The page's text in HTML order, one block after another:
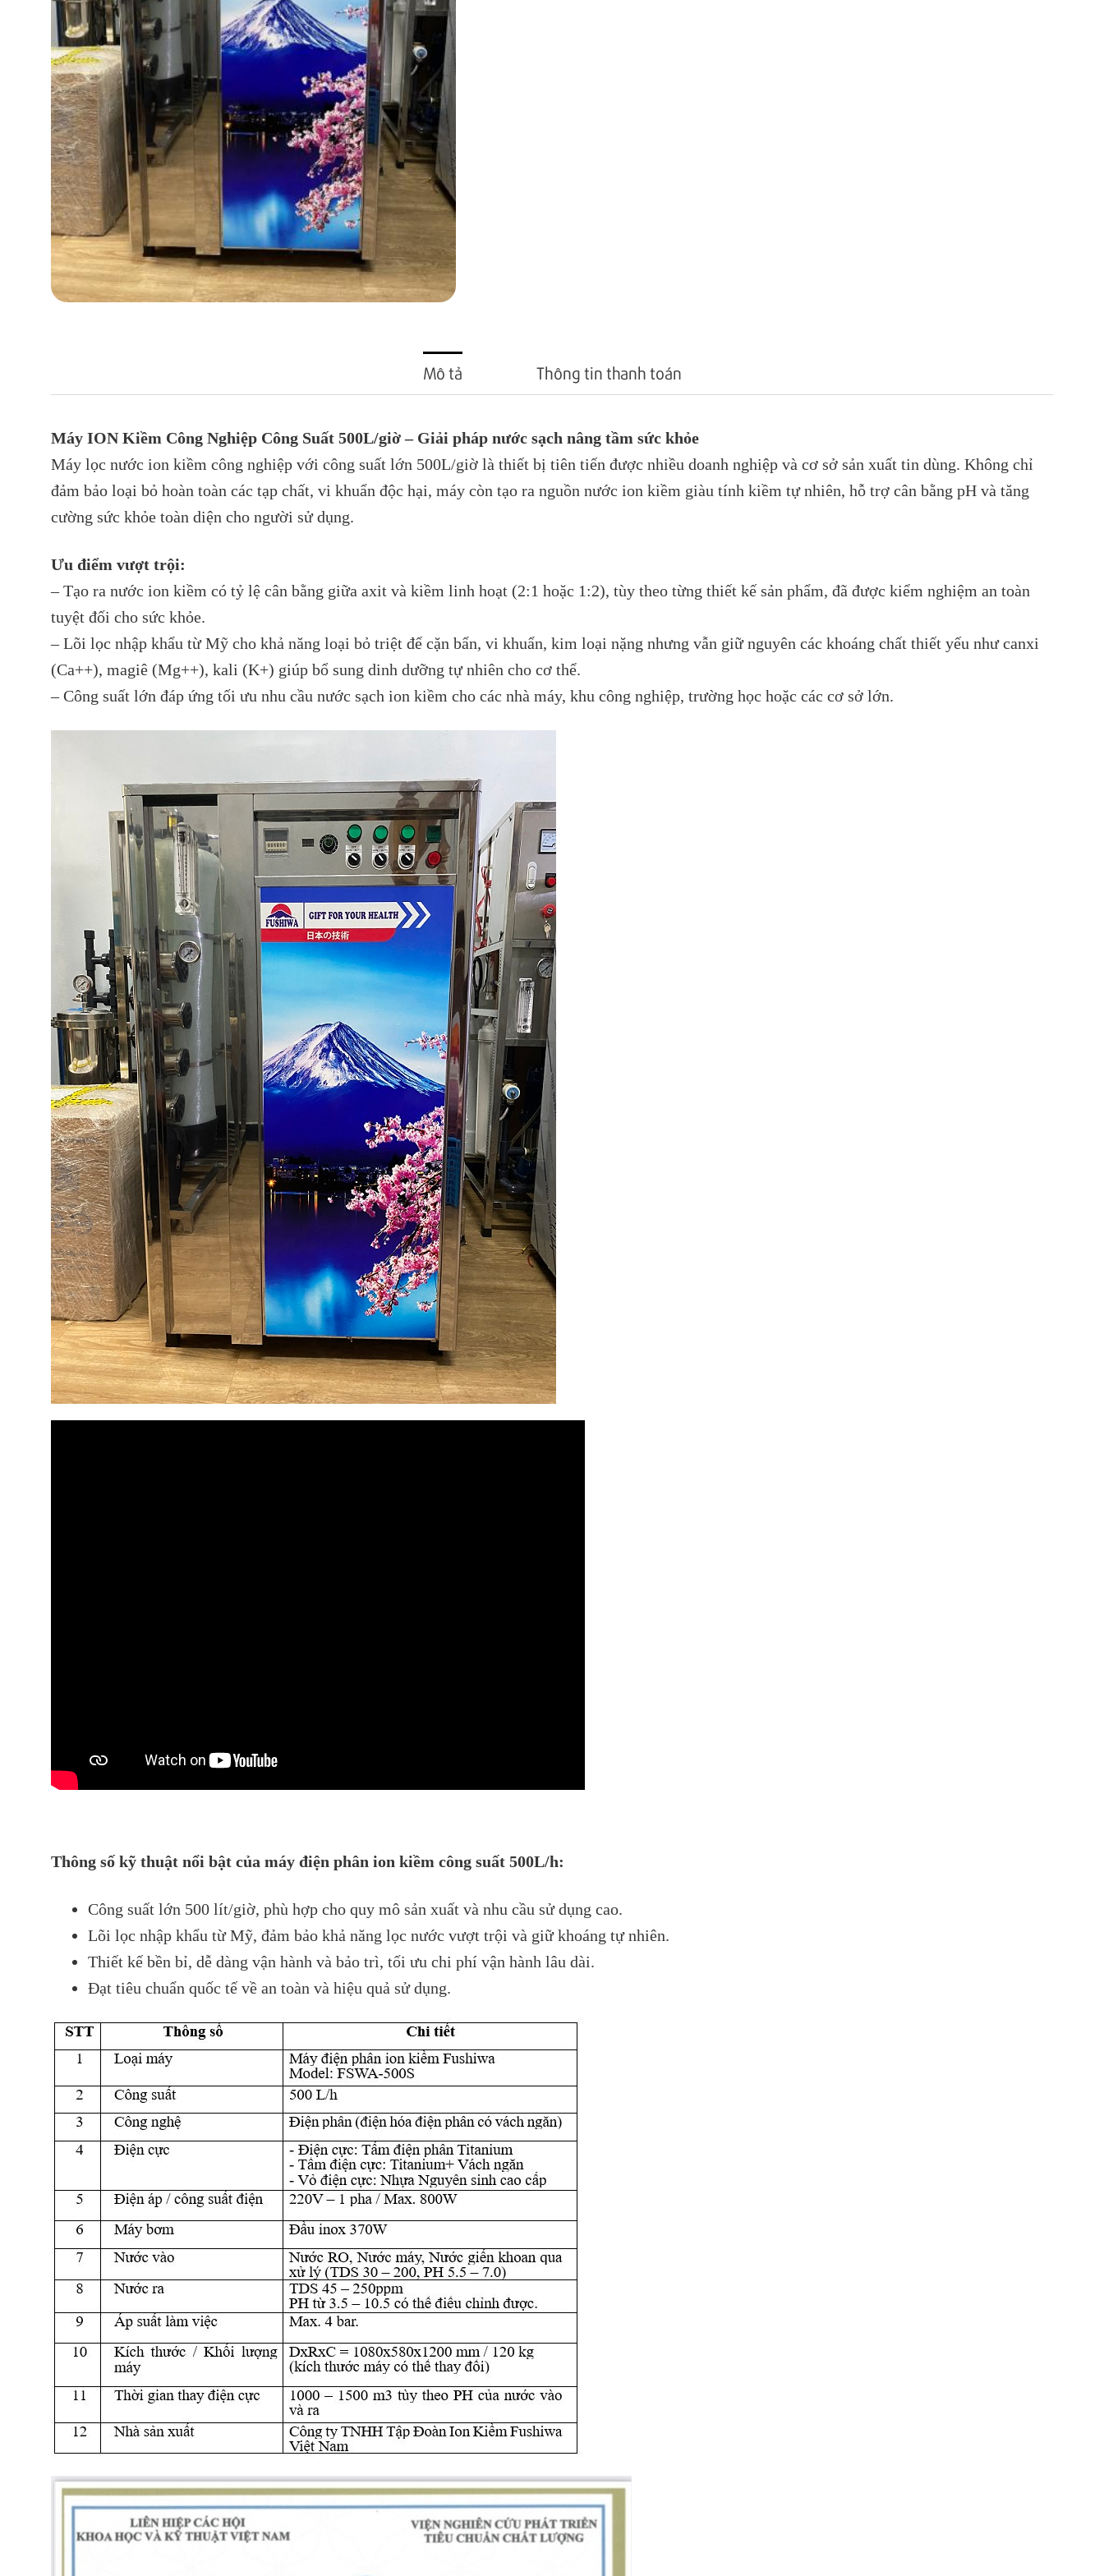
Mô tả Thông tin thanh toán
Máy ION Kiềm Công Nghiệp Công Suất 500L/giờ – Giải pháp nước sạch nâng tầm sức khỏe
Máy lọc nước ion kiềm công nghiệp với công suất lớn 500L/giờ là thiết bị tiên tiến được nhiều doanh nghiệp và cơ sở sản xuất tin dùng. Không chỉ
đảm bảo loại bỏ hoàn toàn các tạp chất, vi khuẩn độc hại, máy còn tạo ra nguồn nước ion kiềm giàu tính kiềm tự nhiên, hỗ trợ cân bằng pH và tăng
cường sức khỏe toàn diện cho người sử dụng.
Ưu điểm vượt trội:
– Tạo ra nước ion kiềm có tỷ lệ cân bằng giữa axit và kiềm linh hoạt (2:1 hoặc 1:2), tùy theo từng thiết kế sản phẩm, đã được kiểm nghiệm an toàn
tuyệt đối cho sức khỏe.
– Lõi lọc nhập khẩu từ Mỹ cho khả năng loại bỏ triệt để cặn bẩn, vi khuẩn, kim loại nặng nhưng vẫn giữ nguyên các khoáng chất thiết yếu như canxi
(Ca++), magiê (Mg++), kali (K+) giúp bổ sung dinh dưỡng tự nhiên cho cơ thể.
– Công suất lớn đáp ứng tối ưu nhu cầu nước sạch ion kiềm cho các nhà máy, khu công nghiệp, trường học hoặc các cơ sở lớn.
Thông số kỹ thuật nổi bật của máy điện phân ion kiềm công suất 500L/h:
Công suất lớn 500 lít/giờ, phù hợp cho quy mô sản xuất và nhu cầu sử dụng cao.
Lõi lọc nhập khẩu từ Mỹ, đảm bảo khả năng lọc nước vượt trội và giữ khoáng tự nhiên.
Thiết kế bền bỉ, dễ dàng vận hành và bảo trì, tối ưu chi phí vận hành lâu dài.
Đạt tiêu chuẩn quốc tế về an toàn và hiệu quả sử dụng.